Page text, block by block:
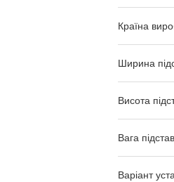
Країна
Ширина
Висота
Вага
Варіант